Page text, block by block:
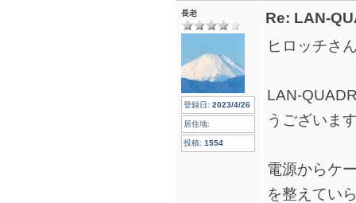
長老
登録日: 2023/4/26
居住地:
投稿: 1554
Re: LAN-
ヒロッチさ
LAN-
うございま
電源からケ
を整えてい